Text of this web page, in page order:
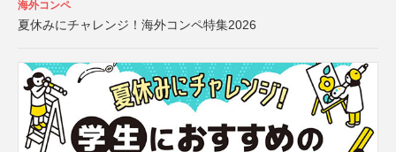
海外コンペ
夏休みにチャレンジ！海外コンペ特集2026